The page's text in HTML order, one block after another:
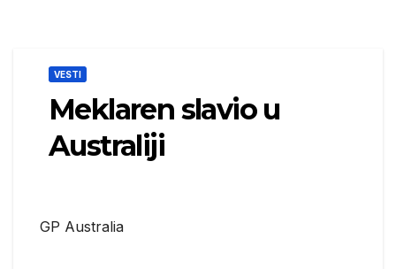
VESTI
Meklaren slavio u
Australiji
GP Australia